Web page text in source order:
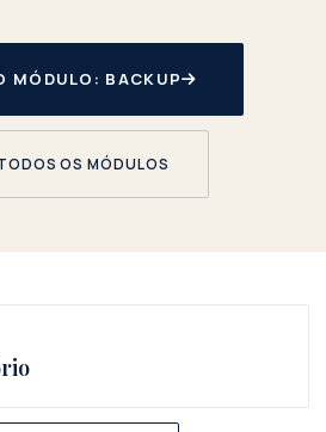
MÓDULO: BACKUP
OS MÓDULOS